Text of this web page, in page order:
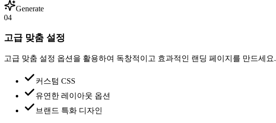
Generate
04
고급 맞춤 설정
고급 맞춤 설정 옵션을 활용하여 독창적이고 효과적인 랜딩 페이지를 만드세요.
커스텀 CSS
유연한 레이아웃 옵션
브랜드 특화 디자인